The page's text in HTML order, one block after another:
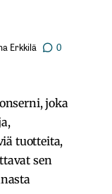
Erkkilä 0
joka
tuotteita,
sen